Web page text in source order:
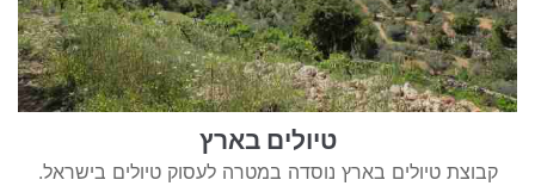
טיולים בארץ
קבוצת טיולים בארץ נוסדה במטרה לעסוק טיולים בישראל.